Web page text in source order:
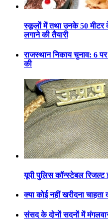
स्कूलों में तथा उनके 50 मीटर
लगाने की तैयारी
राजस्थान निकाय चुनाव: 6
की
यूपी पुलिस कॉन्स्टेबल
क्या कोई नहीं खरीदना
संसद के दोनों सदनों में